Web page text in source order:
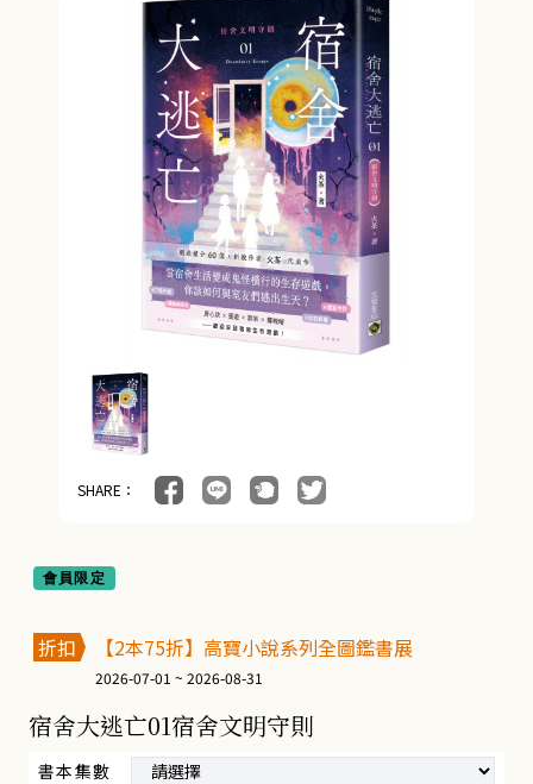
醫療保健 (55)
親子教養 (13)
人文史哲 (73)
【2套7折】高寶小說系列全圖鑑書展
【66折】高寶小說系列全圖鑑書展
SHARE：
會員限定
折扣 【2本75折】高寶小說系列全圖鑑書展
2026-07-01 ~ 2026-08-31
宿舍大逃亡01宿舍文明守則
書本集數